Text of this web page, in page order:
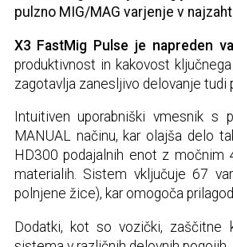
pulzno MIG/MAG varjenje v
X3 FastMig Pulse je napreden
produktivnost in kakovost
zagotavlja zanesljivo delovanje tudi
Intuitiven uporabniški vmesnik s
MANUAL načinu, kar olajša delo
HD300 podajalnih enot z močnim
materialih. Sistem vključuje 67
polnjene žice), kar omogoča
Dodatki, kot so vozički, zaščitne